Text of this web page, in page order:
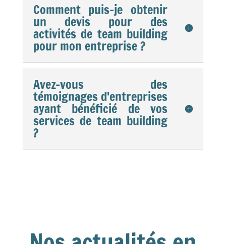
Comment puis-je obtenir
un devis pour des
activités de team building
pour mon entreprise ?
Avez-vous des
témoignages d'entreprises
ayant bénéficié de vos
services de team building
?